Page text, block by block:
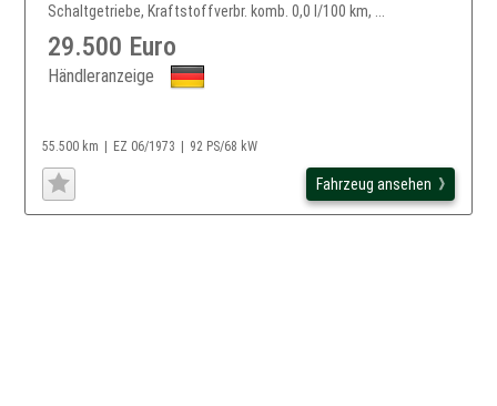
Schaltgetriebe, Kraftstoffverbr. komb. 0,0 l/100 km, ...
29.500 Euro
Händleranzeige
55.500 km EZ 06/1973 92 PS/68 kW
Fahrzeug ansehen